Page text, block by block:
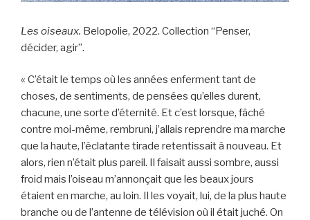
Les oiseaux. Belopolie, 2022. Collection “Penser,
décider, agir”.
« C’était le temps où les années enferment tant de
choses, de sentiments, de pensées qu’elles durent,
chacune, une sorte d’éternité. Et c’est lorsque, fâché
contre moi-même, rembruni, j’allais reprendre ma marche
que la haute, l’éclatante tirade retentissait à nouveau. Et
alors, rien n’était plus pareil. Il faisait aussi sombre, aussi
froid mais l’oiseau m’annonçait que les beaux jours
étaient en marche, au loin. Il les voyait, lui, de la plus haute
branche ou de l’antenne de télévision où il était juché. On